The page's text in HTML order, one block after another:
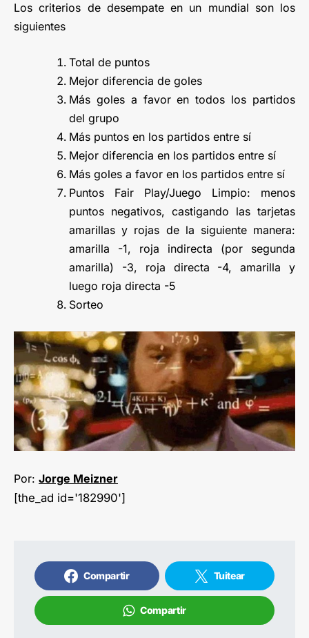
Los criterios de desempate en un mundial son los
siguientes
Total de puntos
Mejor diferencia de goles
Más goles a favor en todos los partidos
del grupo
Más puntos en los partidos entre sí
Mejor diferencia en los partidos entre sí
Más goles a favor en los partidos entre sí
Puntos Fair Play/Juego Limpio: menos
puntos negativos, castigando las tarjetas
amarillas y rojas de la siguiente manera:
amarilla -1, roja indirecta (por segunda
amarilla) -3, roja directa -4, amarilla y
luego roja directa -5
Sorteo
Por: Jorge Meizner
[the_ad id='182990']
Compartir Tuitear
Compartir